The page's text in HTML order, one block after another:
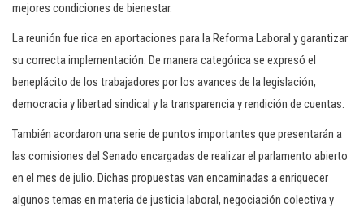
mejores condiciones de bienestar.
La reunión fue rica en aportaciones para la Reforma Laboral y garantizar
su correcta implementación. De manera categórica se expresó el
beneplácito de los trabajadores por los avances de la legislación,
democracia y libertad sindical y la transparencia y rendición de cuentas.
También acordaron una serie de puntos importantes que presentarán a
las comisiones del Senado encargadas de realizar el parlamento abierto
en el mes de julio. Dichas propuestas van encaminadas a enriquecer
algunos temas en materia de justicia laboral, negociación colectiva y